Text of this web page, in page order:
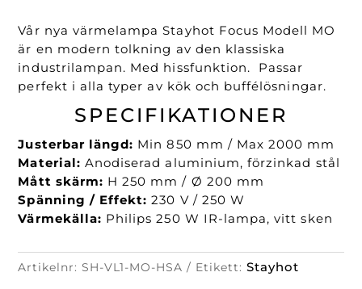
Vår nya värmelampa Stayhot Focus Modell MO
är en modern tolkning av den klassiska
industrilampan. Med hissfunktion. Passar
perfekt i alla typer av kök och buffélösningar.
SPECIFIKATIONER
Justerbar längd: Min 850 mm / Max 2000 mm
Material: Anodiserad aluminium, förzinkad stål
Mått skärm: H 250 mm / Ø 200 mm
Spänning / Effekt: 230 V / 250 W
Värmekälla: Philips 250 W IR-lampa, vitt sken
Artikelnr:SH-VL1-MO-HSA Etikett: Stayhot